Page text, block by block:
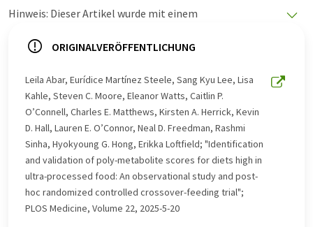
Hinweis: Dieser Artikel wurde mit einem
LUMITOS bietet diese automatischen Übersetzungen
Nachrichten zu präsentieren. Da dieser Artikel mit
automatischer Übersetzung übersetzt wurde, ist es
möglich, dass er Fehler im Vokabular, in der Syntax oder
in der Grammatik enthält. Den ursprünglichen Artikel in
Englisch finden Sie hier.
ORIGINALVERÖFFENTLICHUNG
Leila Abar, Eurídice Martínez Steele, Sang Kyu Lee, Lisa
Kahle, Steven C. Moore, Eleanor Watts, Caitlin P.
O’Connell, Charles E. Matthews, Kirsten A. Herrick, Kevin
D. Hall, Lauren E. O’Connor, Neal D. Freedman, Rashmi
Sinha, Hyokyoung G. Hong, Erikka Loftfield; "Identification
and validation of poly-metabolite scores for diets high in
ultra-processed food: An observational study and post-
hoc randomized controlled crossover-feeding trial";
PLOS Medicine, Volume 22, 2025-5-20